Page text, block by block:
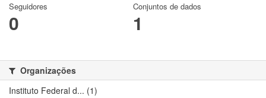
Seguidores
0
Conjuntos de dados
1
Organizações
Instituto Federal d... (1)